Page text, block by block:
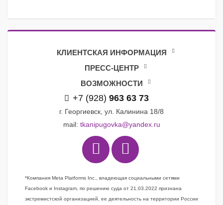
КЛИЕНТСКАЯ ИНФОРМАЦИЯ
ПРЕСС-ЦЕНТР
ВОЗМОЖНОСТИ
+7 (928) 963 63 73
г. Георгиевск, ул. Калинина 18/8
mail: tkanipugovka@yandex.ru
*Компания Meta Platforms Inc., владеющая социальными сетями
Facebook и Instagram, по решению суда от 21.03.2022 признана
экстремистской организацией, ее деятельность на территории России